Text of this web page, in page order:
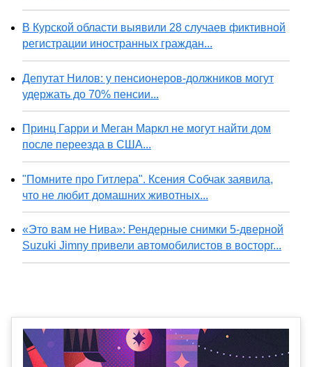
В Курской области выявили 28 случаев фиктивной
регистрации иностранных граждан...
Депутат Нилов: у пенсионеров-должников могут
удержать до 70% пенсии...
Принц Гарри и Меган Маркл не могут найти дом
после переезда в США...
"Помните про Гитлера". Ксения Собчак заявила,
что не любит домашних животных...
«Это вам не Нива»: Рендерные снимки 5-дверной
Suzuki Jimny привели автомобилистов в восторг...